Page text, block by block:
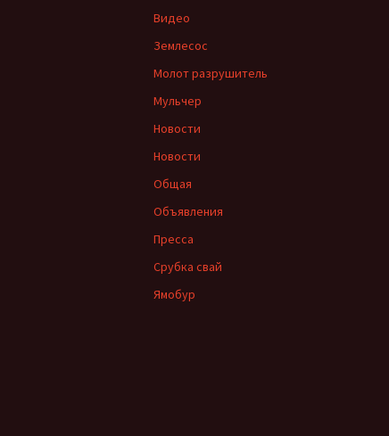
Видео
Землесос
Молот разрушитель
Мульчер
Новости
Новости
Общая
Объявления
Пресса
Срубка свай
Ямобур